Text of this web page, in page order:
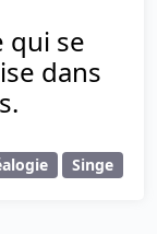
qui se
dans
Singe